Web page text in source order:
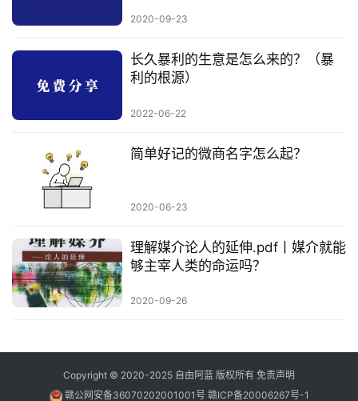
2020-09-23
长久暴利的生意是怎么来的？（暴
利的根源）
2022-06-22
简单好记的微商名字怎么起？
2020-06-23
理解媒介论人的延伸.pdf丨媒介就能
够主宰人类的命运吗？
2020-09-26
Copyright © 2020-2025 自由阿蓝 版权所有 免责声明
赣公网安备36070202001001号 赣ICP备20006267号-1